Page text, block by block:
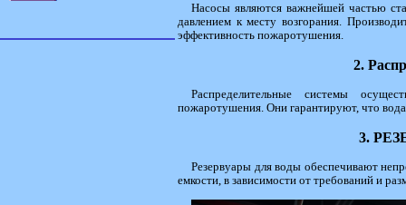
Насосы являются важнейшей частью
давлением к месту возгорания.
эффективность пожаротушения.
2.
Распределительные системы
пожаротушения. Они гарантируют, что
3.
Резервуары для воды обеспечивают
емкости, в зависимости от требований и